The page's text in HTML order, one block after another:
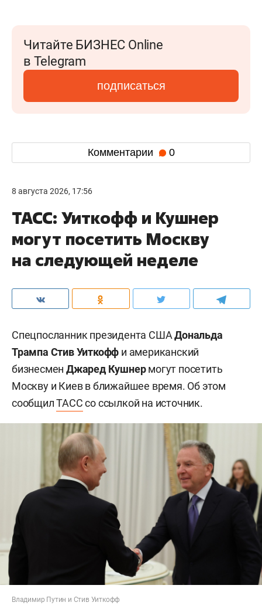
Читайте БИЗНЕС Online
в Telegram
подписаться
Комментарии 0
8 августа 2026, 17:56
ТАСС: Уиткофф и Кушнер
могут посетить Москву
на следующей неделе
Спецпосланник президента СШАДональда
Трампа Стив Уиткофф и американский
бизнесменДжаред Кушнермогут посетить
Москву и Киев в ближайшее время. Об этом
сообщилТАССсо ссылкой на источник.
Владимир Путин и Стив Уиткофф